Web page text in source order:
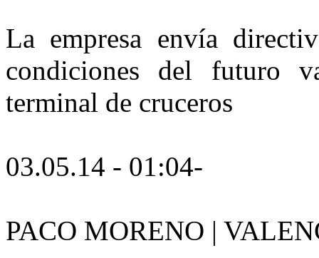
La empresa envía
condiciones del futuro
terminal de cruceros
03.05.14 - 01:04-
PACO MORENO |